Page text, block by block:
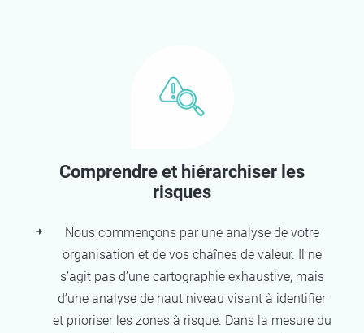
Comprendre et hiérarchiser les
risques
Nous commençons par une analyse de votre
organisation et de vos chaînes de valeur. Il ne
s’agit pas d’une cartographie exhaustive, mais
d’une analyse de haut niveau visant à identifier
et prioriser les zones à risque. Dans la mesure du